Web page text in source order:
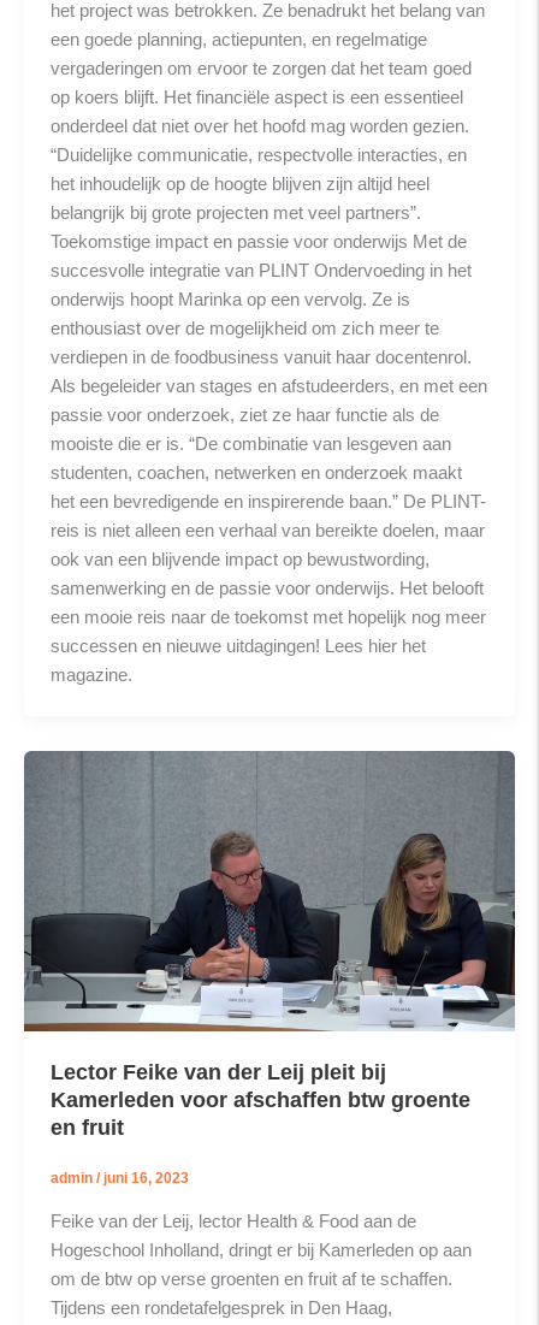
het project was betrokken. Ze benadrukt het belang van
een goede planning, actiepunten, en regelmatige
vergaderingen om ervoor te zorgen dat het team goed
op koers blijft. Het financiële aspect is een essentieel
onderdeel dat niet over het hoofd mag worden gezien.
“Duidelijke communicatie, respectvolle interacties, en
het inhoudelijk op de hoogte blijven zijn altijd heel
belangrijk bij grote projecten met veel partners”.
Toekomstige impact en passie voor onderwijs Met de
succesvolle integratie van PLINT Ondervoeding in het
onderwijs hoopt Marinka op een vervolg. Ze is
enthousiast over de mogelijkheid om zich meer te
verdiepen in de foodbusiness vanuit haar docentenrol.
Als begeleider van stages en afstudeerders, en met een
passie voor onderzoek, ziet ze haar functie als de
mooiste die er is. “De combinatie van lesgeven aan
studenten, coachen, netwerken en onderzoek maakt
het een bevredigende en inspirerende baan.” De PLINT-
reis is niet alleen een verhaal van bereikte doelen, maar
ook van een blijvende impact op bewustwording,
samenwerking en de passie voor onderwijs. Het belooft
een mooie reis naar de toekomst met hopelijk nog meer
successen en nieuwe uitdagingen! Lees hier het
magazine.
Lector Feike van der Leij pleit bij
Kamerleden voor afschaffen btw groente
en fruit
admin /juni 16, 2023
Feike van der Leij, lector Health & Food aan de
Hogeschool Inholland, dringt er bij Kamerleden op aan
om de btw op verse groenten en fruit af te schaffen.
Tijdens een rondetafelgesprek in Den Haag,